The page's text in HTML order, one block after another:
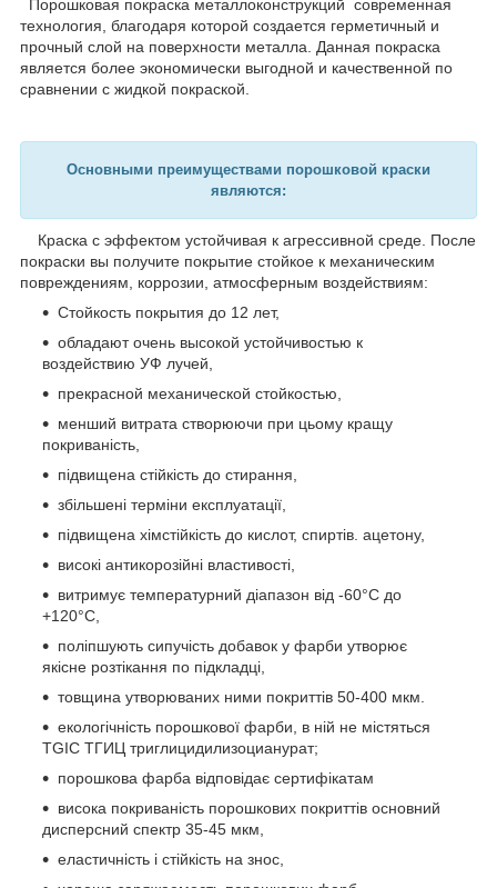
Порошковая покраска металлоконструкций современная
технология, благодаря которой создается герметичный и
прочный слой на поверхности металла. Данная покраска
является более экономически выгодной и качественной по
сравнении с жидкой покраской.
Основными преимуществами порошковой краски
являются:
Краска с эффектом устойчивая к агрессивной среде. После
покраски вы получите покрытие стойкое к механическим
повреждениям, коррозии, атмосферным воздействиям:
Стойкость покрытия до 12 лет,
обладают очень высокой устойчивостью к
воздействию УФ лучей,
прекрасной механической стойкостью,
менший витрата створюючи при цьому кращу
покриваність,
підвищена стійкість до стирання,
збільшені терміни експлуатації,
підвищена хімстійкість до кислот, спиртів. ацетону,
високі антикорозійні властивості,
витримує температурний діапазон від -60°С до
+120°С,
поліпшують сипучість добавок у фарби утворює
якісне розтікання по підкладці,
товщина утворюваних ними покриттів 50-400 мкм.
екологічність порошкової фарби, в ній не містяться
TGIC ТГИЦ триглицидилизоцианурат;
порошкова фарба відповідає сертифікатам
висока покриваність порошкових покриттів основний
дисперсний спектр 35-45 мкм,
еластичність і стійкість на знос,